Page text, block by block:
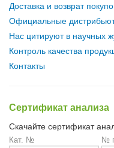
Доставка и возврат
Официальные
Нас цитируют в научных
Контроль качества
Контакты
Сертификат анализа
Скачайте сертификат
Кат. № №